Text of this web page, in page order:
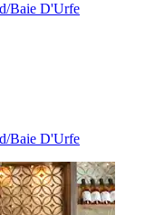
Baie D'Urfe
Baie D'Urfe